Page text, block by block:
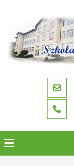
content